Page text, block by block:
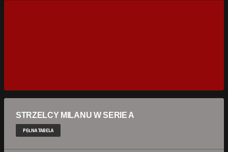
STRZELCY MILANU W SERIE A
PEŁNA TABELA